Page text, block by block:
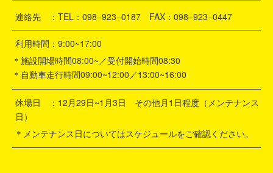
連絡先 ：TEL：098−923−0187 FAX：098–923−0447
利用時間：9:00~17:00
＊施設開場時間08:00~／受付開始時間08:30
＊自動車走行時間09:00~12:00／13:00~16:00
休場日 ：12月29日~1月3日 その他月1日程度（メンテナンス
日）
＊メンテナンス日についてはスケジュールをご確認ください。